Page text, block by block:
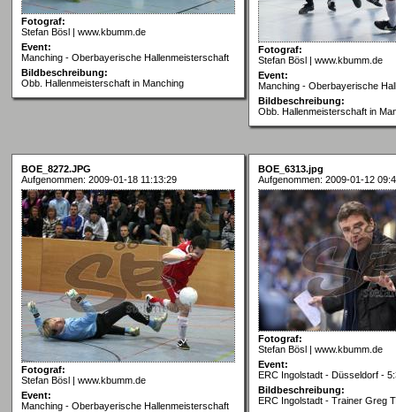
Fotograf:
Stefan Bösl | www.kbumm.de
Event:
Manching - Oberbayerische Hallenmeisterschaft
Bildbeschreibung:
Obb. Hallenmeisterschaft in Manching
Fotograf:
Stefan Bösl | www.kbumm.de
Event:
Manching - Oberbayerische
Bildbeschreibung:
Obb. Hallenmeisterschaft in
BOE_8272.JPG
Aufgenommen: 2009-01-18 11:13:29
Fotograf:
Stefan Bösl | www.kbumm.de
Event:
Manching - Oberbayerische Hallenmeisterschaft
BOE_6313.jpg
Aufgenommen: 2009-01-12
Fotograf:
Stefan Bösl | www.kbumm.de
Event:
ERC Ingolstadt - Düsseldorf -
Bildbeschreibung:
ERC Ingolstadt - Trainer Greg